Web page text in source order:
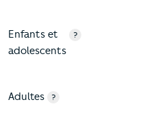
Enfants et
adolescents
?
Adultes ?